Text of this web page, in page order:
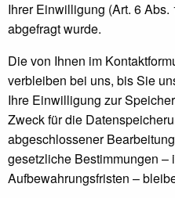
Ihrer Einwilligung (Art. 6
abgefragt wurde.
Die von Ihnen im
verbleiben bei uns, bis Sie
Ihre Einwilligung zur
Zweck für die
abgeschlossener
gesetzliche Bestimmungen –
Aufbewahrungsfristen –